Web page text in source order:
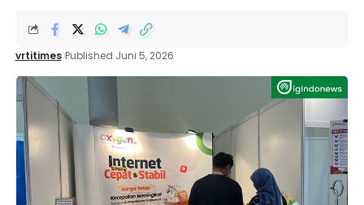
vrtitimes Published Juni 5, 2026